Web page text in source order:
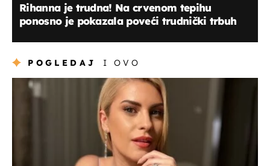
Rihanna je trudna! Na crvenom tepihu
ponosno je pokazala poveći trudnički trbuh
POGLEDAJ I OVO